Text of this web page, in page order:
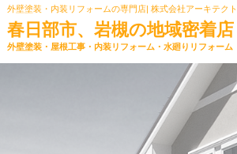
外壁塗装・内装リフォームの専門店| 株式会社アーキテクト
春日部市、岩槻の地域密着店
外壁塗装・屋根工事・内装リフォーム・水廻りリフォーム